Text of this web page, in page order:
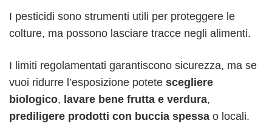
I pesticidi sono strumenti utili per proteggere le
colture, ma possono lasciare tracce negli alimenti.
I limiti regolamentati garantiscono sicurezza, ma se
vuoi ridurre l’esposizione potete scegliere
biologico, lavare bene frutta e verdura,
prediligere prodotti con buccia spessa o locali.